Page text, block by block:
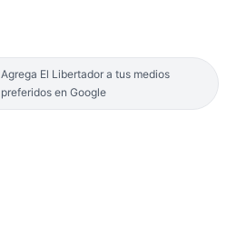
Agrega El Libertador a tus medios
preferidos en Google